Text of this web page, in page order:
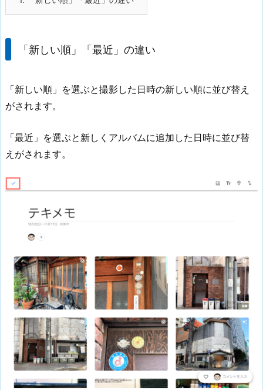
「新しい順」「最近」の違い
「新しい順」を選ぶと撮影した日時の新しい順に並び替え
がされます。
「最近」を選ぶと新しくアルバムに追加した日時に並び替
えがされます。